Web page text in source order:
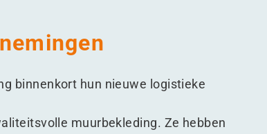
binnenkort hun nieuwe logistieke
muurbekleding. Ze hebben